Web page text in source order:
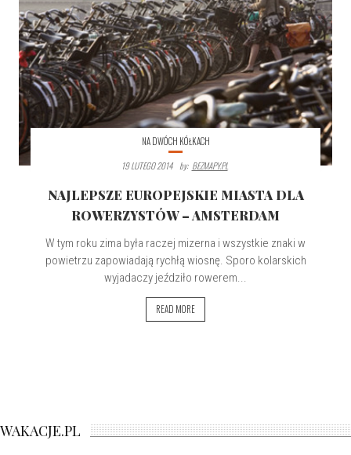
NA DWÓCH KÓŁKACH
19 LUTEGO 2014
By: BEZMAPY.PL
NAJLEPSZE EUROPEJSKIE MIASTA DLA
ROWERZYSTÓW – AMSTERDAM
W tym roku zima była raczej mizerna i wszystkie znaki w
powietrzu zapowiadają rychłą wiosnę. Sporo kolarskich
wyjadaczy jeździło rowerem...
READ MORE
WAKACJE.PL